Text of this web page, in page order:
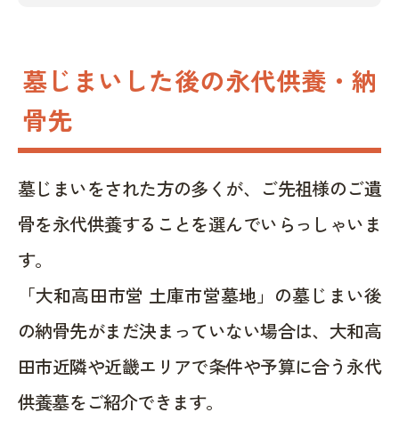
墓じまいした後の永代供養・納
骨先
墓じまいをされた方の多くが、ご先祖様のご遺
骨を永代供養することを選んでいらっしゃいま
す。
「大和高田市営 土庫市営墓地」の墓じまい後
の納骨先がまだ決まっていない場合は、大和高
田市近隣や近畿エリアで条件や予算に合う永代
供養墓をご紹介できます。